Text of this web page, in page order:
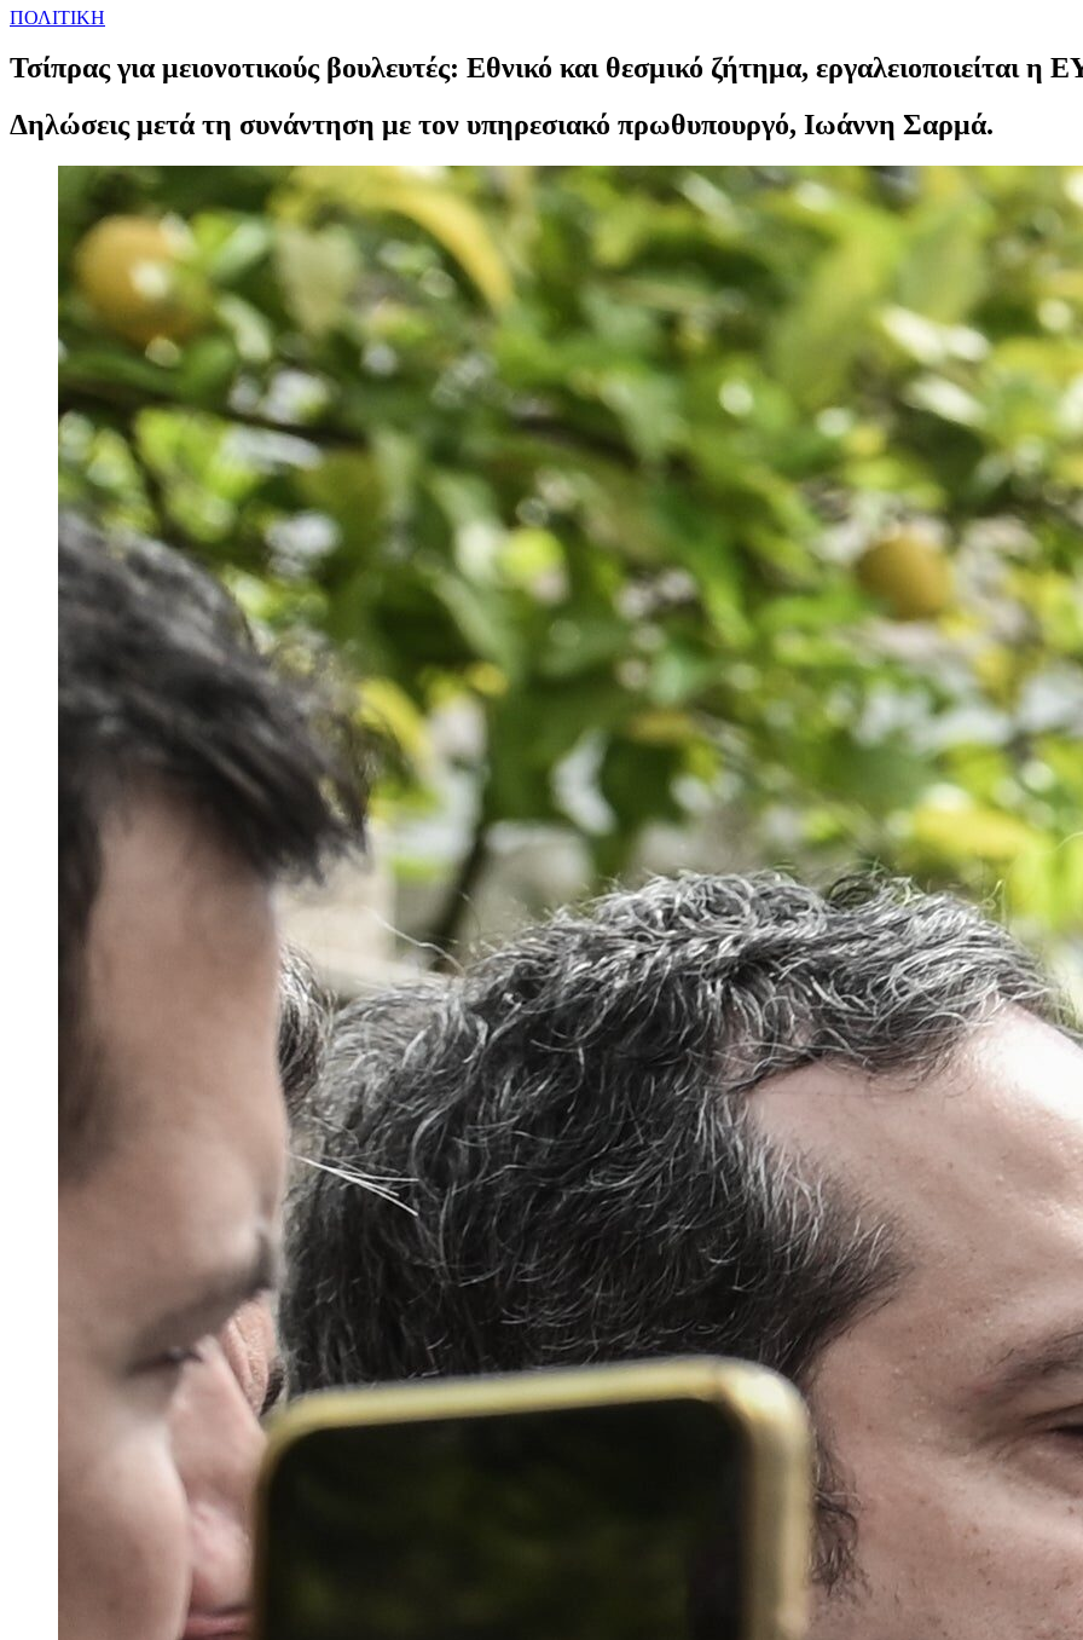
ΠΟΛΙΤΙΚΗ
Τσίπρας για μειονοτικούς βουλευτές: Εθνικό και θεσμικό ζήτημα, εργαλειοποιείται η
Δηλώσεις μετά τη συνάντηση με τον υπηρεσιακό πρωθυπουργό, Ιωάννη Σαρμά.